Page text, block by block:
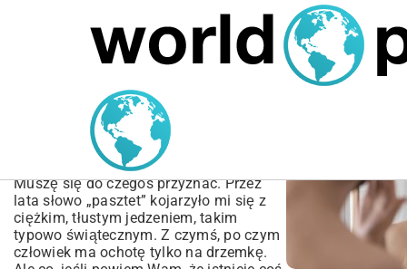
MARIUSZ ŁAMAGA 05.10.2025
Dietetyczny Przepis na
Pasztet – Zrób Go Sam w
Muszę się do czegoś przyznać. Przez
lata słowo „pasztet” kojarzyło mi się z
ciężkim, tłustym jedzeniem, takim
typowo świątecznym. Z czymś, po czym
człowiek ma ochotę tylko na drzemkę.